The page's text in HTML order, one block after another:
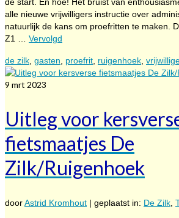
alle nieuwe vrijwilligers instructie over
natuurlijk de kans om proefritten te maken.
Z1 … Vervolgd
de zilk gasten proefrit ruigenhoek
9 mrt 2023
Uitleg voor
fietsmaatjes De
Zilk/Ruigenhoek
doorAstrid Kromhout | geplaatst in: De Zilk